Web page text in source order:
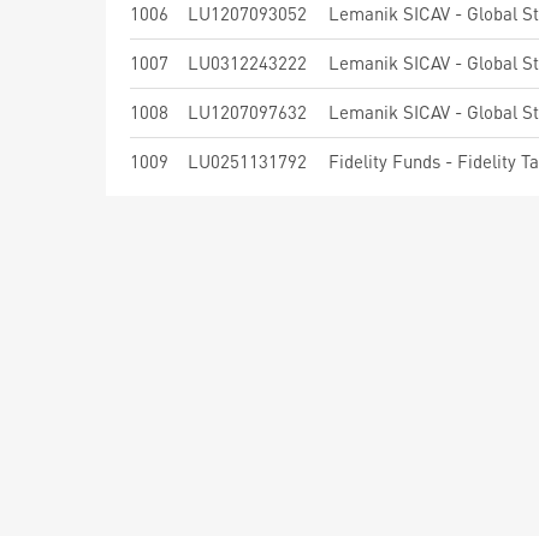
1006 LU1207093052
1007 LU0312243222 Lemanik SICAV - Global
1008 LU1207097632
1009 LU0251131792